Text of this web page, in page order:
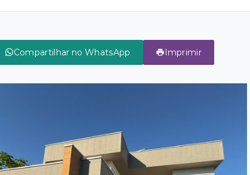
Compartilhar no WhatsApp Imprimir